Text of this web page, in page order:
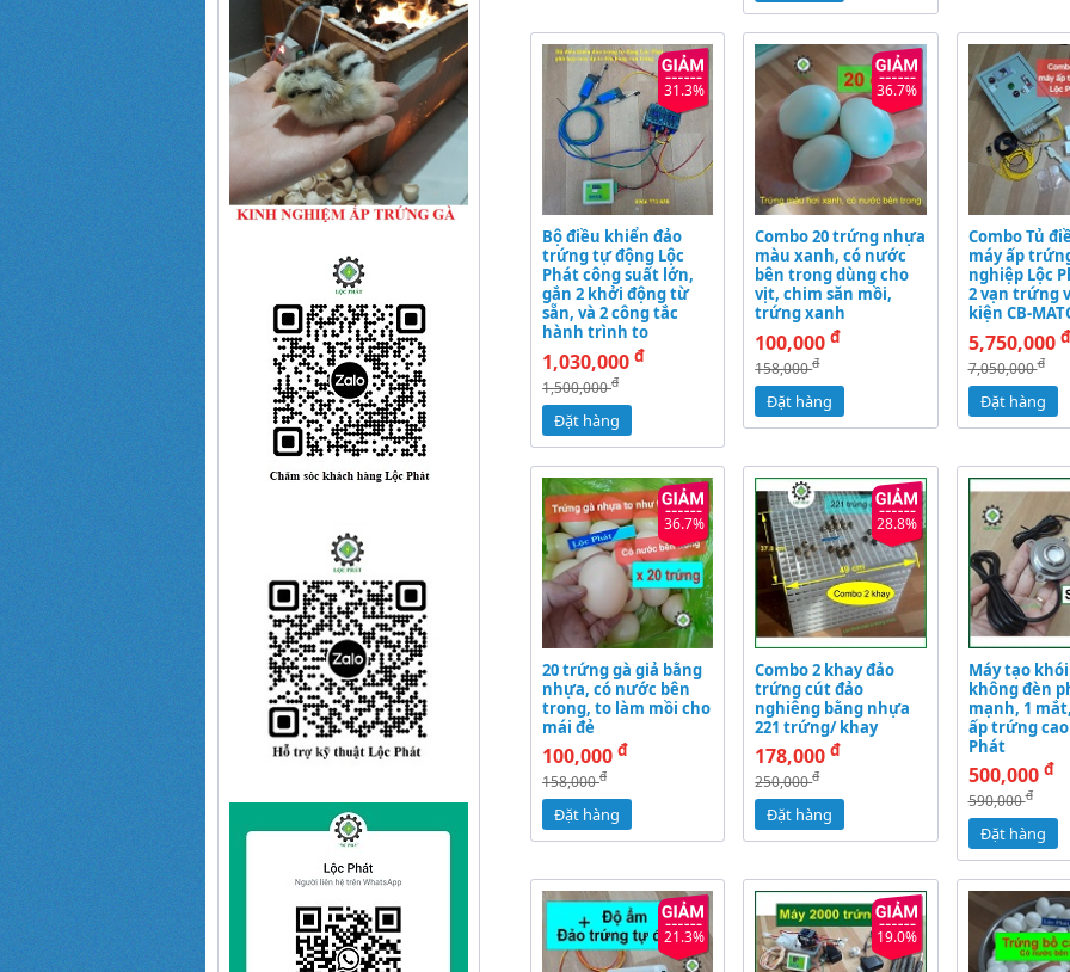
31.3%
Bộ điều khiển đảo
trứng tự động Lộc
Phát công suất lớn,
gắn 2 khởi động từ
sẵn, và 2 công tắc
hành trình to
1,030,000 đ
1,500,000đ
Đặt hàng
36.7%
Combo 20 trứng nhựa
màu xanh, có nước
bên trong dùng cho
vịt, chim săn mồi,
trứng xanh
100,000đ
158,000đ
Đặt hàng
Combo Tủ
máy ấp
nghiệp Lộc
2 vạn trứng
kiện CB-
5,750,000 đ
7,050,000đ
Đặt hàng
36.7%
20 trứng gà giả bằng
nhựa, có nước bên
trong, to làm mồi cho
mái đẻ
100,000 đ
158,000đ
Đặt hàng
28.8%
Combo 2 khay đảo
trứng cút đảo
nghiêng bằng nhựa
221 trứng/ khay
178,000đ
250,000đ
Đặt hàng
Máy tạo
không đèn
mạnh, 1
ấp trứng cao
Phát
500,000 đ
590,000đ
Đặt hàng
21.3% 19.0%